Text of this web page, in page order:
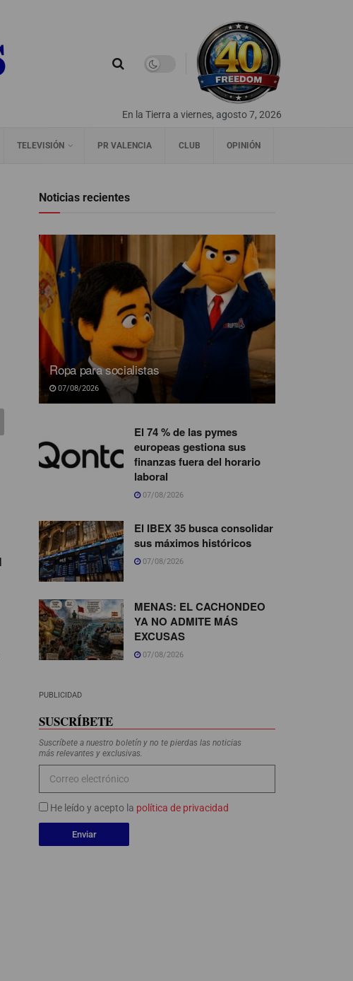
En la Tierra a viernes, agosto 7, 2026
TELEVISIÓN PR VALENCIA CLUB OPINIÓN
Noticias recientes
Ropa para socialistas
07/08/2026
El 74 % de las pymes
europeas gestiona sus
finanzas fuera del horario
laboral
07/08/2026
El IBEX 35 busca consolidar
sus máximos históricos
07/08/2026
MENAS: EL CACHONDEO
YA NO ADMITE MÁS
EXCUSAS
07/08/2026
PUBLICIDAD
SUSCRÍBETE
Suscríbete a nuestro boletín y no te pierdas las noticias
más relevantes y exclusivas.
He leído y acepto la política de privacidad
Enviar